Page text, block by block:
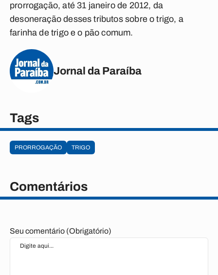
prorrogação, até 31 janeiro de 2012, da
desoneração desses tributos sobre o trigo, a
farinha de trigo e o pão comum.
Jornal da Paraíba
Tags
PRORROGAÇÃO TRIGO
Comentários
Seu comentário (Obrigatório)